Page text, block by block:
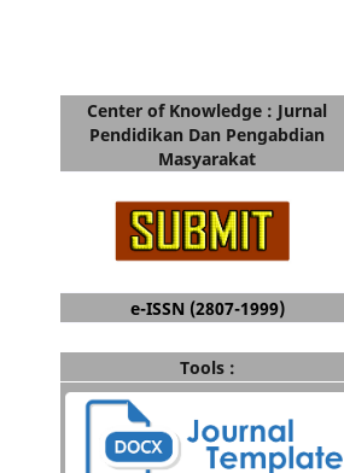
Center of Knowledge : Jurnal
Pendidikan Dan Pengabdian
Masyarakat
e-ISSN (2807-1999)
Tools :